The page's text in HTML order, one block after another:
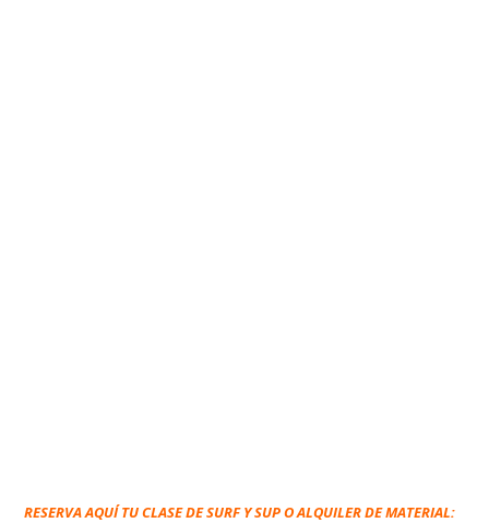
RESERVA AQUÍ TU CLASE DE SURF Y SUP O ALQUILER DE MATERIAL: